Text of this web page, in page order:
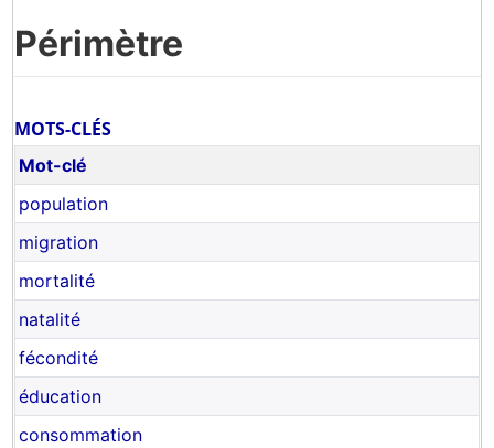
Périmètre
MOTS-CLÉS
Mot-clé
population
migration
mortalité
natalité
fécondité
éducation
consommation